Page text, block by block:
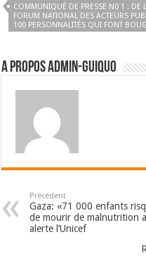
COMMUNIQUÉ DE PRESSE N0 1 : DE
FORUM NATIONAL DES ACTEURS
100 PERSONNALITÉS QUI FONT
A propos admin-guiquo
Précédent
Gaza: «71 000 enfants
de mourir de malnutrition
alerte l’Unicef